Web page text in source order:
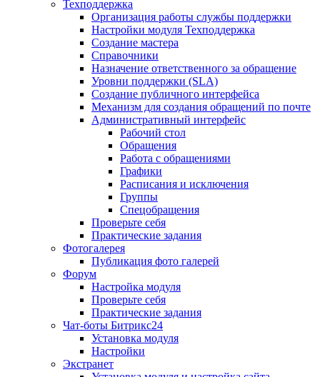
Техподдержка
Организация работы службы поддержки
Настройки модуля Техподдержка
Создание мастера
Справочники
Назначение ответственного за обращение
Уровни поддержки (SLA)
Создание публичного интерфейса
Механизм для создания обращений по почте
Административный интерфейс
Рабочий стол
Обращения
Работа с обращениями
Графики
Расписания и исключения
Группы
Спецобращения
Проверьте себя
Практические задания
Фотогалерея
Публикация фото галерей
Форум
Настройка модуля
Проверьте себя
Практические задания
Чат-боты Битрикс24
Установка модуля
Настройки
Экстранет